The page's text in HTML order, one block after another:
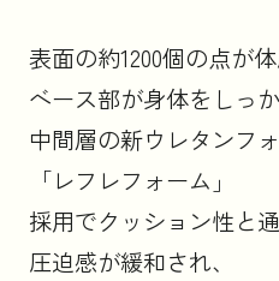
表面の約1200個の点が体
ベース部が身体をしっ
中間層の新ウレタンフ
「レフレフォーム」
採用でクッション性と
圧迫感が緩和され、